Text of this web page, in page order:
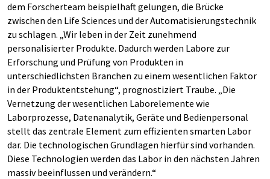
dem Forscherteam beispielhaft gelungen, die Brücke
zwischen den Life Sciences und der Automatisierungstechnik
zu schlagen. „Wir leben in der Zeit zunehmend
personalisierter Produkte. Dadurch werden Labore zur
Erforschung und Prüfung von Produkten in
unterschiedlichsten Branchen zu einem wesentlichen Faktor
in der Produktentstehung“, prognostiziert Traube. „Die
Vernetzung der wesentlichen Laborelemente wie
Laborprozesse, Datenanalytik, Geräte und Bedienpersonal
stellt das zentrale Element zum effizienten smarten Labor
dar. Die technologischen Grundlagen hierfür sind vorhanden.
Diese Technologien werden das Labor in den nächsten Jahren
massiv beeinflussen und verändern.“